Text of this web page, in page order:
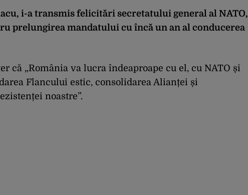
i-a transmis felicitări secretatului general al NATO,
prelungirea mandatului cu încă un an al conducerea
că „România va lucra îndeaproape cu el, cu NATO și
Flancului estic, consolidarea Alianței și
noastre”.